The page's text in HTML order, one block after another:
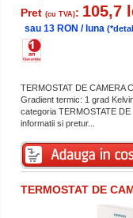
Pret (cu TVA): 105,7
sau 13 RON / luna
TERMOSTAT DE CAMERA
Gradient termic: 1 grad
categoria TERMOSTATE
informatii si pretur...
TERMOSTAT DE